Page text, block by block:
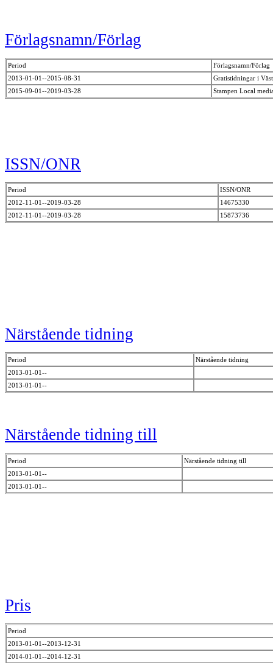
Förlagsnamn/Förlag
Period
Förlagsnamn/Förlag
2013-01-01--2015-08-31
Gratistidningar i
2015-09-01--2019-03-28
Stampen Local
ISSN/ONR
Period
ISSN/ONR
2012-11-01--2019-03-28
14675330
2012-11-01--2019-03-28
15873736
Närstående tidning
Period
Närstående tidning
2013-01-01--
2013-01-01--
Närstående tidning till
Period
Närstående tidning till
2013-01-01--
2013-01-01--
Pris
Period
2013-01-01--2013-12-31
2014-01-01--2014-12-31